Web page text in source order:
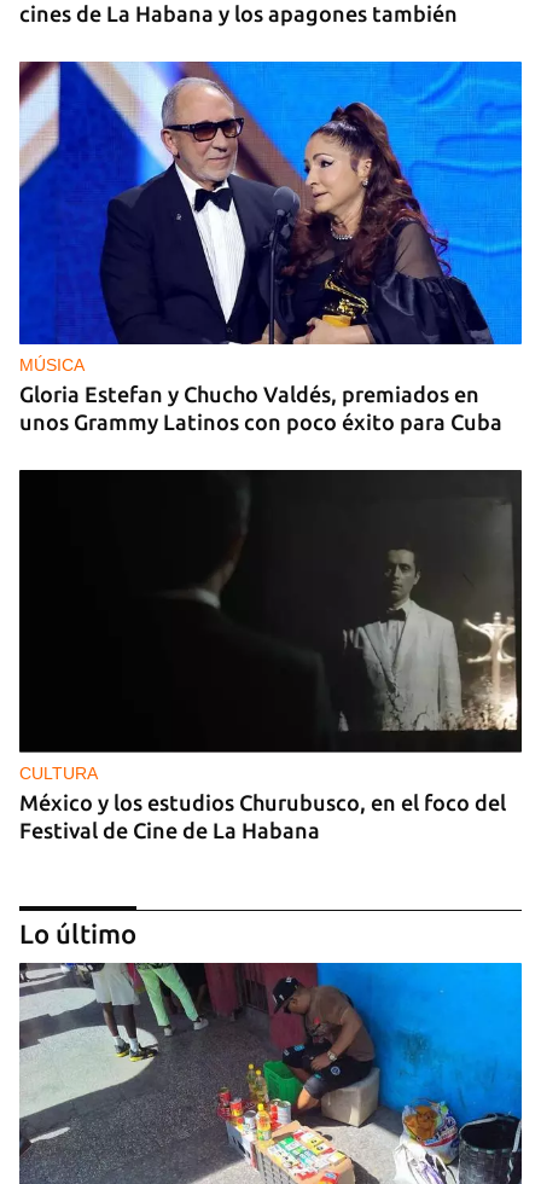
cines de La Habana y los apagones también
MÚSICA
Gloria Estefan y Chucho Valdés, premiados en
unos Grammy Latinos con poco éxito para Cuba
CULTURA
México y los estudios Churubusco, en el foco del
Festival de Cine de La Habana
Lo último